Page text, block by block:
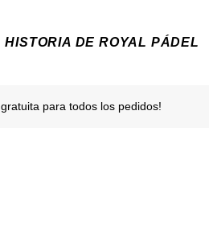
HISTORIA DE ROYAL PÁDEL
para todos los pedidos!